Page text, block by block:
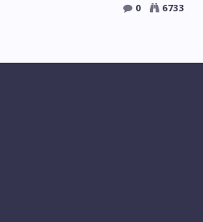
0 6733